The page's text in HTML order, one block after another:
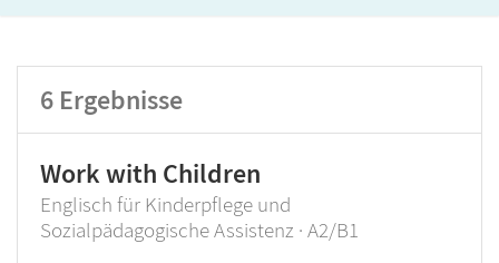
6 Ergebnisse
Work with Children
Englisch für Kinderpflege und
Sozialpädagogische Assistenz · A2/B1